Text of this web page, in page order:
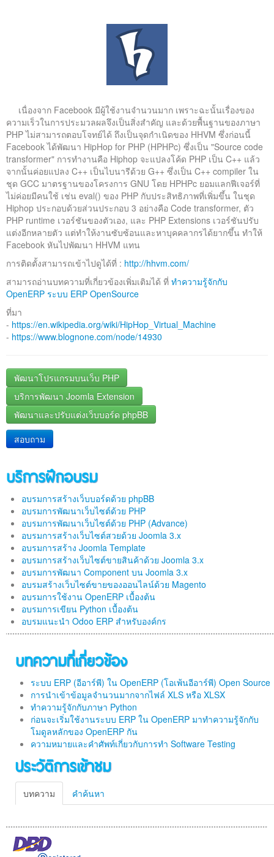
เนื่องจาก Facebook มีผู้ใช้งานจำนวนมาก เพราะฉะนั้นเรื่องของ
ความเร็วในการประมวลผลจึงเป็นสิ่งสำคัญ และด้วยพื้นฐานของภาษา
PHP ไม่สามารถตอบโจทย์ได้ ถึงเป็นจุดกำเนิดของ HHVM ซึ่งก่อนนี้
Facebook ได้พัฒนา HipHop for PHP (HPHPc) ซึ่งเป็น "Source code
transformer" การทำงานคือ Hiphop จะแปลงโค้ด PHP เป็น C++ แล้ว
จากนั้นค่อยแปลง C++ เป็นไบนารีด้วย G++ ซึ่งเป็น C++ compiler ใน
ชุด GCC มาตรฐานของโครงการ GNU โดย HPHPc ยอมแลกฟีเจอร์ที่
ไม่ค่อยมีคนใช้ เช่น eval() ของ PHP กับประสิทธิภาพที่เพิ่มขึ้น ในชุด
Hiphop ประกอบด้วยส่วนประกอบ 3 อย่างคือ Code transformer, ตัว
PHP runtime เวอร์ชันของตัวเอง, และ PHP Extensions เวอร์ชันปรับ
แต่งอีกหลายตัว แต่ทำให้งานซับซ้อนและหาบุคคลากรได้ยากขึ้น ทำให้
Facebook หันไปพัฒนา HHVM แทน
การติดตั้งสามารถเข้าไปดูได้ที่ : http://hhvm.com/
สามารถอ่านบทความที่เกี่ยวข้องเพิ่มเติมได้ ที่ ทำความรู้จักกับ
OpenERP ระบบ ERP OpenSource
ที่มา
- https://en.wikipedia.org/wiki/HipHop_Virtual_Machine
- https://www.blognone.com/node/14930
พัฒนาโปรแกรมบนเว็บ PHP
บริการพัฒนา Joomla Extension
พัฒนาและปรับแต่งเว็บบอร์ด phpBB
สอบถาม
บริการฝึกอบรม
อบรมการสร้างเว็บบอร์ดด้วย phpBB
อบรมการพัฒนาเว็บไซต์ด้วย PHP
อบรมการพัฒนาเว็บไซต์ด้วย PHP (Advance)
อบรมการสร้างเว็บไซต์สวยด้วย Joomla 3.x
อบรมการสร้าง Joomla Template
อบรมการสร้างเว็บไซต์ขายสินค้าด้วย Joomla 3.x
อบรมการพัฒนา Component บน Joomla 3.x
อบรมสร้างเว็บไซต์ขายของออนไลน์ด้วย Magento
อบรมการใช้งาน OpenERP เบื้องต้น
อบรมการเขียน Python เบื้องต้น
อบรมแนะนำ Odoo ERP สำหรับองค์กร
บทความที่เกี่ยวข้อง
ระบบ ERP (อีอาร์พี) ใน OpenERP (โอเพ้นอีอาร์พี) Open Source
การนำเข้าข้อมูลจำนวนมากจากไฟล์ XLS หรือ XLSX
ทำความรู้จักกับภาษา Python
ก่อนจะเริ่มใช้งานระบบ ERP ใน OpenERP มาทำความรู้จักกับ
โมดูลหลักของ OpenERP กัน
ความหมายและคำศัพท์เกี่ยวกับการทำ Software Testing
ประวัติการเข้าชม
บทความ คำค้นหา